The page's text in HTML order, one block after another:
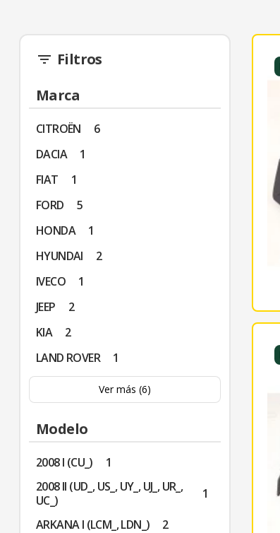
filter_list Filtros
Marca
CITROËN
6
DACIA
1
FIAT
1
FORD
5
HONDA
1
HYUNDAI
2
IVECO
1
JEEP
2
KIA
2
LAND ROVER
1
Ver más (6)
Modelo
2008 I (CU_)
1
2008 II (UD_, US_, UY_, UJ_, UR_,
UC_)
1
ARKANA I (LCM_, LDN_)
2